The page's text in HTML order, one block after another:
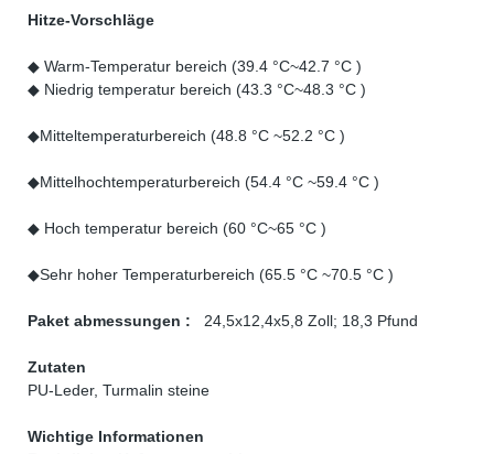
Hitze-Vorschläge
◆ Warm-Temperatur bereich (39.4 °C~42.7 °C )
◆ Niedrig temperatur bereich (43.3 °C~48.3 °C )
◆Mitteltemperaturbereich (48.8 °C ~52.2 °C )
◆Mittelhochtemperaturbereich (54.4 °C ~59.4 °C )
◆ Hoch temperatur bereich (60 °C~65 °C )
◆Sehr hoher Temperaturbereich (65.5 °C ~70.5 °C )
Paket abmessungen : 24,5x12,4x5,8 Zoll; 18,3 Pfund
Zutaten
PU-Leder, Turmalin steine
Wichtige Informationen